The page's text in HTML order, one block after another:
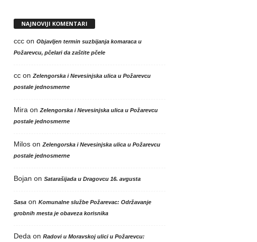
NAJNOVIJI KOMENTARI
cccon Objavljen termin suzbijanja komaraca u
Požarevcu, pčelari da zaštite pčele
ccon Zelengorska i Nevesinjska ulica u Požarevcu
postale jednosmerne
Mira on Zelengorska i Nevesinjska ulica u Požarevcu
postale jednosmerne
Miloson Zelengorska i Nevesinjska ulica u Požarevcu
postale jednosmerne
Bojan on Satarašijada u Dragovcu 16. avgusta
Sasaon Komunalne službe Požarevac: Održavanje
grobnih mesta je obaveza korisnika
Deda on Radovi u Moravskoj ulici u Požarevcu: